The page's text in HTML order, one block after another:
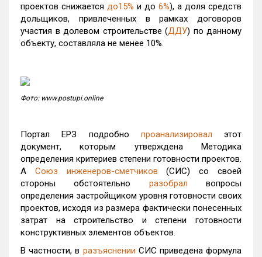
проектов снижается до15% и до 6%), а доля средств
дольщиков, привлеченных в рамках договоров
участия в долевом строительстве (ДДУ) по данному
объекту, составляла не менее 10%.
Фото: www.postupi.online
Портал ЕРЗ подробно проанализировал этот
документ, которым утверждена Методика
определения критериев степени готовности проектов.
А Союз инженеров-сметчиков (СИС) со своей
стороны обстоятельно разобрал вопросы
определения застройщиком уровня готовности своих
проектов, исходя из размера фактически понесенных
затрат на строительство и степени готовности
конструктивных элементов объектов.
В частности, в разъяснении СИС приведена формула